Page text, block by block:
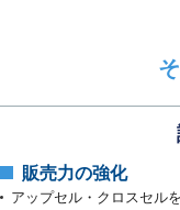
販売⼒の強化
アップセル・クロスセル